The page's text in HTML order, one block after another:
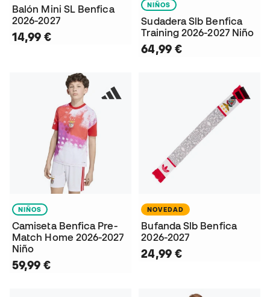
Balón Mini SL Benfica
2026-2027
14,99 €
NIÑOS
Sudadera Slb Benfica
Training 2026-2027 Niño
64,99 €
NIÑOS
Camiseta Benfica Pre-
Match Home 2026-2027
Niño
59,99 €
NOVEDAD
Bufanda Slb Benfica
2026-2027
24,99 €